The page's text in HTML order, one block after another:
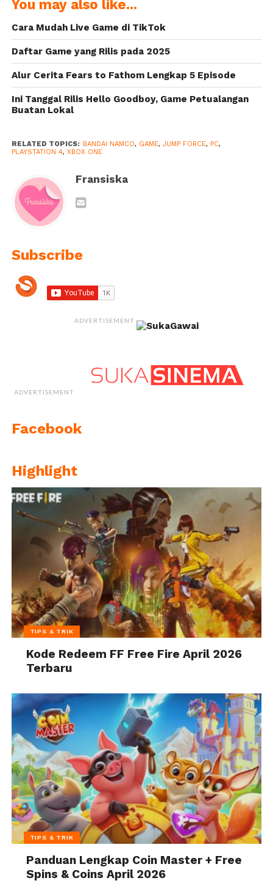
Akan Dukung
Play dan Tanpa
Season Pass
Segera Masuki
You may also like...
Cara Mudah Live Game di TikTok
Daftar Game yang Rilis pada 2025
Alur Cerita Fears to Fathom Lengkap 5 Episode
Ini Tanggal Rilis Hello Goodboy, Game Petualangan
Buatan Lokal
RELATED TOPICS: BANDAI NAMCO, GAME, JUMP FORCE, PC,
PLAYSTATION 4, XBOX ONE
Fransiska
Subscribe
ADVERTISEMENT
ADVERTISEMENT
Facebook
Highlight
TIPS & TRIK
Kode Redeem FF Free Fire April 2026
Terbaru
TIPS & TRIK
Panduan Lengkap Coin Master + Free
Spins & Coins April 2026